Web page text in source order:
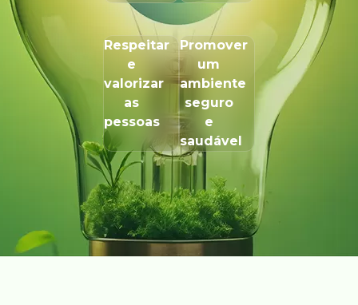
Respeitar
e
valorizar
as
pessoas
Promover
um
ambiente
seguro
e
saudável